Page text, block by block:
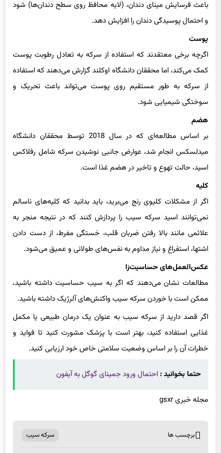
باعث فرسایش مینای دندان، (لایه محافظ روی سطح دندان‌ها) شود
و احتمال پوسیدگی دندان را افزایش دهد.
پوست
اگرچه برخی معتقدند که استفاده از سرکه به تعادل رطوبت پوست
کمک می‌کند، اما محققان دانشگاه اوکلند گزارش می‌دهند که استفاده
از سرکه به طور مستقیم روی پوست می‌تواند باعث تحریک و
سوختگی شیمیایی شود.
هضم
بر اساس مطالعه‌ای که در سال 2018 توسط محققان دانشگاه
میدلسکس انجام شد، عوارض جانبی نوشیدن سرکه شامل رفلاکس
اسید، حالت تهوع و تاخیر در هضم غذا است.
کلیه
اگر از مشکلات کلیوی رنج می‌برید، باید بدانید که کلیه‌های ناسالم
نمی‌توانند اسید سرکه سیب را پردازش کنند که در نتیجه منجر به
علائمی مانند بالا رفتن ضربان قلب، خستگی مفرط، از دست دادن
اشتها، استفراغ و نیاز مداوم به نفس‌های طولانی و عمیق می‌شود.
عکس‌العمل‌های حساسیت‌زا
مطالعات نشان می‌دهند که اگر به سیب حساسیت داشته باشید،
ممکن است با خوردن سرکه سیب واکنش‌های آلرژیک داشته باشید.
اگر قصد دارید از سرکه سیب به عنوان یک درمان طبیعی یا مکمل
غذایی استفاده کنید، بهتر است با پزشک مشورت کنید تا فواید و
خطرات آن را بر اساس وضعیت سلامتی خاص خود ارزیابی کنید.
حتما بخوانید :احتمال ورود جمینای گوگل به آیفون
مجله خبری gsxr
برچسب ها سرکه سیب